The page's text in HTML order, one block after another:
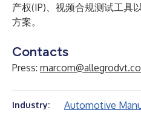
产权(IP)、视频合规测试工具
方案。
Contacts
Press:
Industry: Automotive